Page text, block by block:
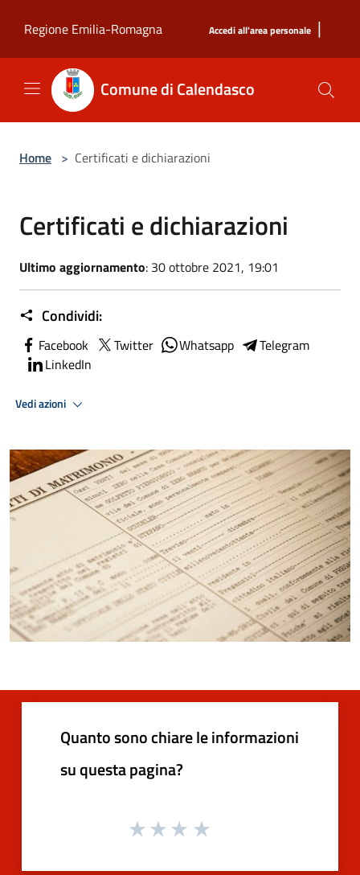
Regione Emilia-Romagna
Accedi all'area personale |
Comune di Calendasco
Home > Certificati e dichiarazioni
Certificati e dichiarazioni
Ultimo aggiornamento: 30 ottobre 2021, 19:01
Condividi:
Facebook Twitter Whatsapp
Telegram
LinkedIn
Vedi azioni
Quanto sono chiare le informazioni
su questa pagina?